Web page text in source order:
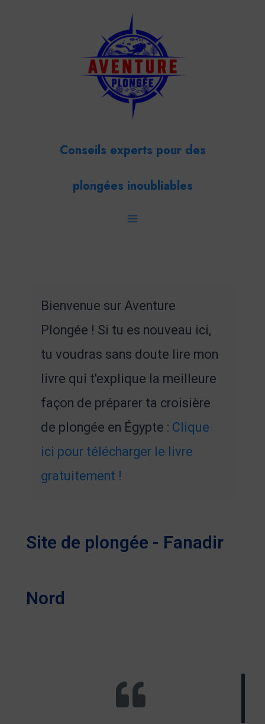
Conseils experts pour des
plongées inoubliables
Main
Menu
Bienvenue sur Aventure
Plongée ! Si tu es nouveau ici,
tu voudras sans doute lire mon
livre qui t'explique la meilleure
façon de préparer ta croisière
de plongée en Égypte : Clique
ici pour télécharger le livre
gratuitement !
Site de plongée - Fanadir
Nord